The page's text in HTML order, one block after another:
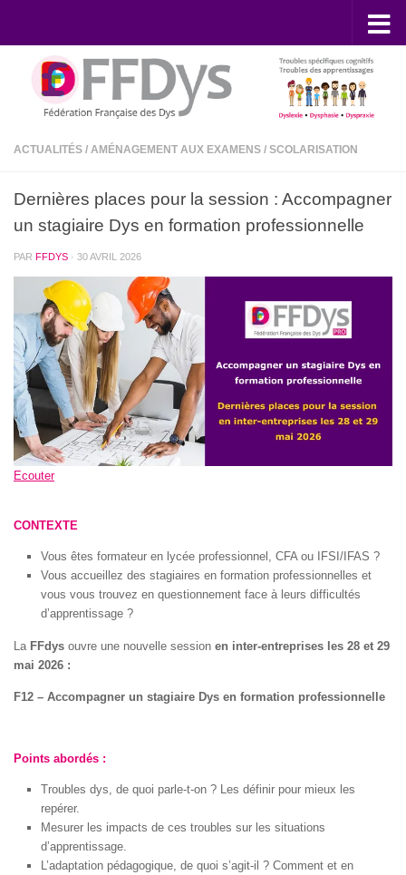
ACTUALITÉS / AMÉNAGEMENT AUX EXAMENS / SCOLARISATION
Dernières places pour la session : Accompagner
un stagiaire Dys en formation professionnelle
PAR FFDYS · 30 AVRIL 2026
Ecouter
CONTEXTE
Vous êtes formateur en lycée professionnel, CFA ou IFSI/IFAS ?
Vous accueillez des stagiaires en formation professionnelles et
vous vous trouvez en questionnement face à leurs difficultés
d’apprentissage ?
La FFdys ouvre une nouvelle session en inter-entreprises les 28 et 29
mai 2026 :
F12 – Accompagner un stagiaire Dys en formation professionnelle
Points abordés :
Troubles dys, de quoi parle-t-on ? Les définir pour mieux les
repérer.
Mesurer les impacts de ces troubles sur les situations
d’apprentissage.
L’adaptation pédagogique, de quoi s’agit-il ? Comment et en